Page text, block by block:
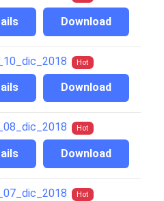
Download
Hot
Download
Hot
Download
Hot